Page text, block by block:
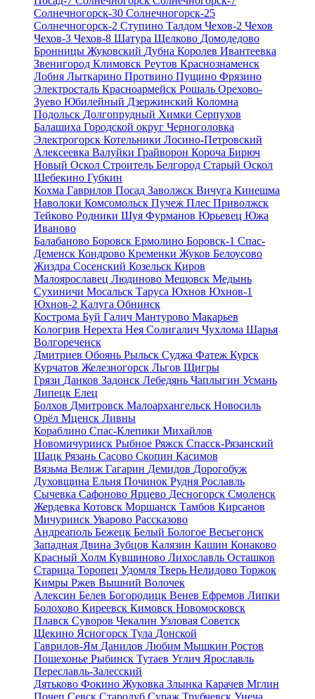
Солнечногорск-30 Солнечногорск-25
Солнечногорск-2 Ступино Талдом Чехов-2 Чехов
Чехов-3 Чехов-8 Шатура Щелково Домодедово
Бронницы Жуковский Дубна Королев Ивантеевка
Звенигород Климовск Реутов Краснознаменск
Лобня Лыткарино Протвино Пущино Фрязино
Электросталь Красноармейск Рошаль Орехово-
Зуево Юбилейный Дзержинский Коломна
Подольск Долгопрудный Химки Серпухов
Балашиха Городской округ Черноголовка
Электрогорск Котельники Лосино-Петровский
Алексеевка Валуйки Грайворон Короча Бирюч
Новый Оскол Строитель Белгород Старый Оскол
Шебекино Губкин
Кохма Гаврилов Посад Заволжск Вичуга Кинешма
Наволоки Комсомольск Пучеж Плес Приволжск
Тейково Родники Шуя Фурманов Юрьевец Южа
Иваново
Балабаново Боровск Ермолино Боровск-1 Спас-
Деменск Кондрово Кременки Жуков Белоусово
Жиздра Сосенский Козельск Киров
Малоярославец Людиново Мещовск Медынь
Сухиничи Мосальск Таруса Юхнов Юхнов-1
Юхнов-2 Калуга Обнинск
Кострома Буй Галич Мантурово Макарьев
Кологрив Нерехта Нея Солигалич Чухлома Шарья
Волгореченск
Дмитриев Обоянь Рыльск Суджа Фатеж Курск
Курчатов Железногорск Льгов Щигры
Грязи Данков Задонск Лебедянь Чаплыгин Усмань
Липецк Елец
Болхов Дмитровск Малоархангельск Новосиль
Орёл Мценск Ливны
Кораблино Спас-Клепики Михайлов
Новомичуринск Рыбное Ряжск Спасск-Рязанский
Шацк Рязань Сасово Скопин Касимов
Вязьма Велиж Гагарин Демидов Дорогобуж
Духовщина Ельня Починок Рудня Рославль
Сычевка Сафоново Ярцево Десногорск Смоленск
Жердевка Котовск Моршанск Тамбов Кирсанов
Мичуринск Уварово Рассказово
Андреаполь Бежецк Белый Бологое Весьегонск
Западная Двина Зубцов Калязин Кашин Конаково
Красный Холм Кувшиново Лихославль Осташков
Старица Торопец Удомля Тверь Нелидово Торжок
Кимры Ржев Вышний Волочек
Алексин Белев Богородицк Венев Ефремов Липки
Болохово Киреевск Кимовск Новомосковск
Плавск Суворов Чекалин Узловая Советск
Щекино Ясногорск Тула Донской
Гаврилов-Ям Данилов Любим Мышкин Ростов
Пошехонье Рыбинск Тутаев Углич Ярославль
Переславль-Залесский
Дятьково Фокино Жуковка Злынка Карачев Мглин
Почеп Севск Стародуб Сураж Трубчевск Унеча